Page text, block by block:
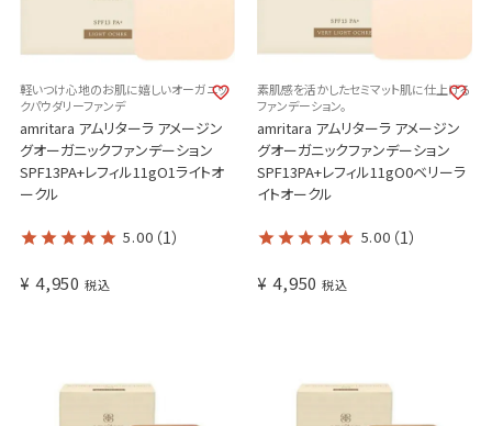
軽いつけ心地のお肌に嬉しいオーガニッ
クパウダリーファンデ
amritara アムリターラ アメージン
グオーガニックファンデーション
SPF13PA+レフィル11gO1ライトオ
ークル
5.00 （1）
¥ 4,950 税込
素肌感を活かしたセミマット肌に仕上げる
ファンデーション。
amritara アムリターラ アメージン
グオーガニックファンデーション
SPF13PA+レフィル11gO0ベリーラ
イトオークル
5.00 （1）
¥ 4,950 税込